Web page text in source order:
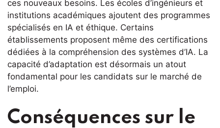
ces nouveaux besoins. Les écoles d’ingénieurs et
institutions académiques ajoutent des programmes
spécialisés en IA et éthique. Certains
établissements proposent même des certifications
dédiées à la compréhension des systèmes d’IA. La
capacité d’adaptation est désormais un atout
fondamental pour les candidats sur le marché de
l’emploi.
Conséquences sur le